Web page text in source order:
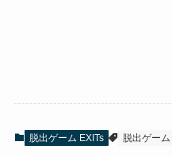
脱出ゲーム EXITs 脱出ゲーム